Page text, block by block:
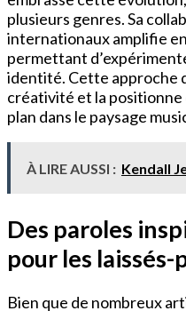
plusieurs genres. Sa
internationaux amplifie
permettant
identité. Cette approche
créativité et la positionne
plan dans le paysage
À LIRE AUSSI : Kendall
Des paroles
pour les
Bien que de nombreux